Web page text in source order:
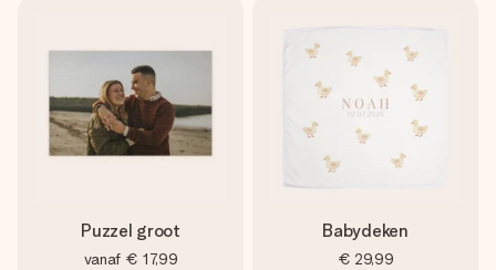
Puzzel groot
vanaf € 17,99
Babydeken
€ 29,99